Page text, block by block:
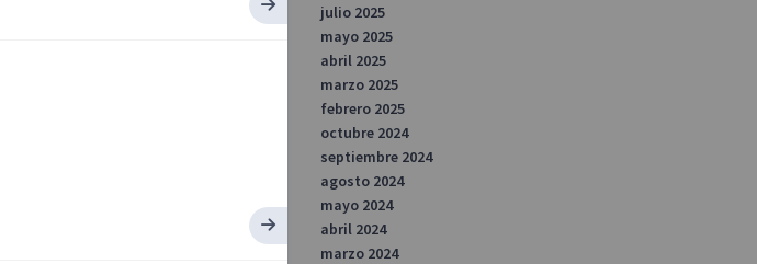
julio 2025
mayo 2025
abril 2025
marzo 2025
febrero 2025
octubre 2024
septiembre 2024
agosto 2024
mayo 2024
abril 2024
marzo 2024